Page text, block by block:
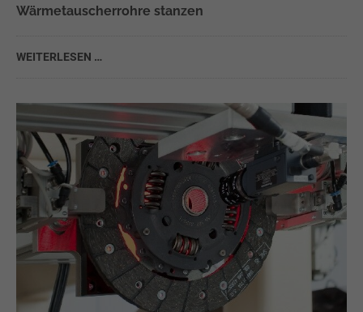
Wärmetauscherrohre stanzen
WEITERLESEN …